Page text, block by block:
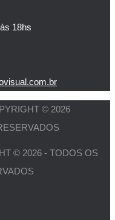
18hs
© 2026
© 2026 - TODOS OS